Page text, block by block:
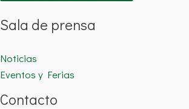
Sala de prensa
Noticias
Eventos y Ferias
Contacto